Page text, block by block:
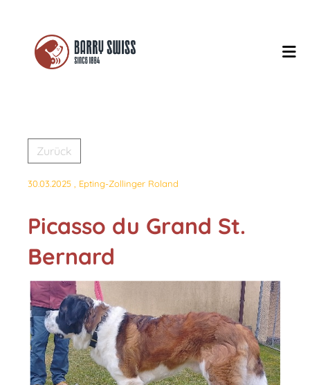
Zurück
30.03.2025 , Epting-Zollinger Roland
Picasso du Grand St.
Bernard